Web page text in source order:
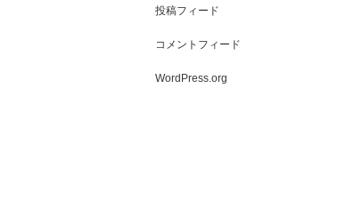
投稿フィード
コメントフィード
WordPress.org